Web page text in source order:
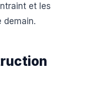
et les
demain.